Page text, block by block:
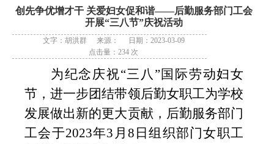
创先争优增才干 关爱妇女促和谐——后勤服务部门工会
开展“三八节”庆祝活动
文字：胡洪群 来源：
日期：2023-03-09
点击量： 234 次
为纪念庆祝“三八”国际劳动妇女
节，进一步团结带领后勤女职工为学校
发展做出新的更大贡献，后勤服务部门
工会于2023年3月8日组织部门女职工